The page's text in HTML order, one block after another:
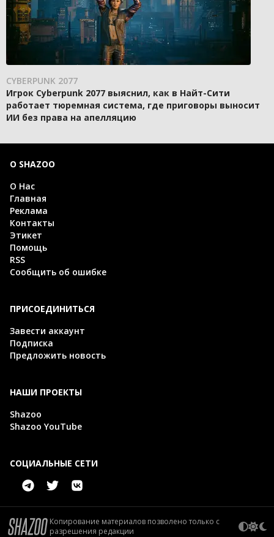
CYBERPUNK 2077
Игрок Cyberpunk 2077 выяснил, как в Найт-Сити
работает тюремная система, где приговоры выносит
ИИ без права на апелляцию
О SHAZOO
О Нас
Главная
Реклама
Контакты
Этикет
Помощь
RSS
Сообщить об ошибке
ПРИСОЕДИНИТЬСЯ
Завести аккаунт
Подписка
Предложить новость
НАШИ ПРОЕКТЫ
Shazoo
Shazoo YouTube
СОЦИАЛЬНЫЕ СЕТИ
Копирование материалов позволено только с
разрешения редакции